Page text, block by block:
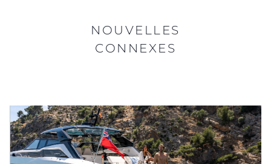
NOUVELLES
CONNEXES